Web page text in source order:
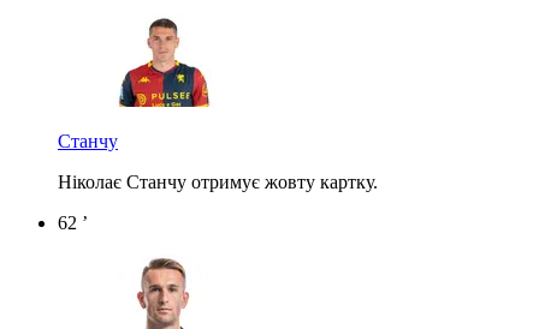
Станчу
Ніколає Станчу отримує жовту картку.
62 ’